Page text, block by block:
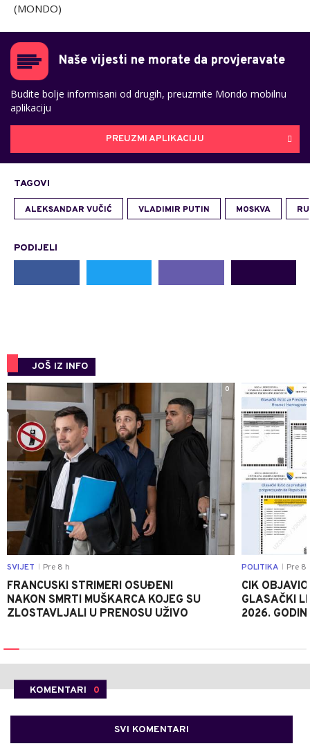
(MONDO)
Naše vijesti ne morate da provjeravate
Budite bolje informisani od drugih, preuzmite Mondo mobilnu
aplikaciju
PREUZMI APLIKACIJU
TAGOVI
ALEKSANDAR VUČIĆ VLADIMIR PUTIN MOSKVA
PODIJELI
JOŠ IZ INFO
0
SVIJET Pre 8 h
FRANCUSKI STRIMERI OSUĐENI
NAKON SMRTI MUŠKARCA KOJEG SU
ZLOSTAVLJALI U PRENOSU UŽIVO
POLITIKA Pre 8
CIK
GLASAČKI
2026.
KOMENTARI 0
SVI KOMENTARI